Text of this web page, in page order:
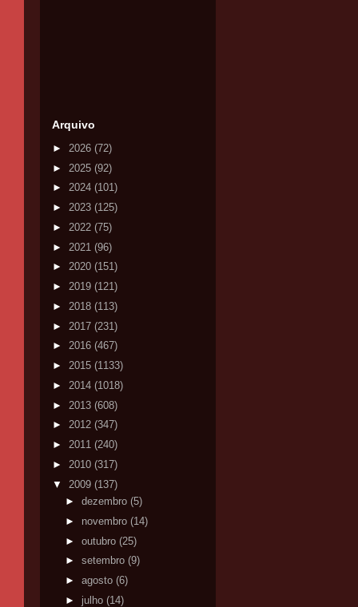
Arquivo
► 2026 (72)
► 2025 (92)
► 2024 (101)
► 2023 (125)
► 2022 (75)
► 2021 (96)
► 2020 (151)
► 2019 (121)
► 2018 (113)
► 2017 (231)
► 2016 (467)
► 2015 (1133)
► 2014 (1018)
► 2013 (608)
► 2012 (347)
► 2011 (240)
► 2010 (317)
▼ 2009 (137)
► dezembro (5)
► novembro (14)
► outubro (25)
► setembro (9)
► agosto (6)
► julho (14)